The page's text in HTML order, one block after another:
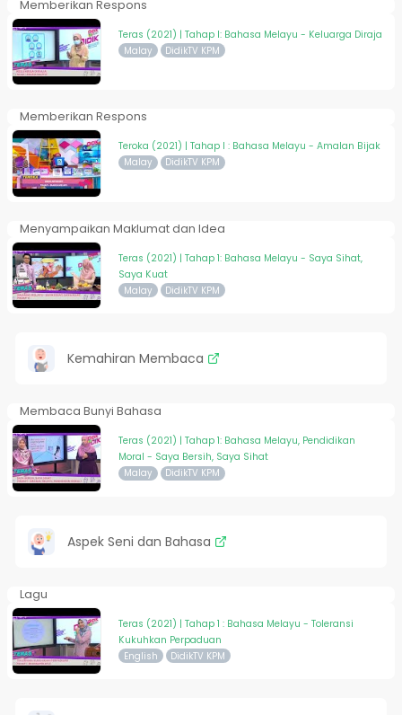
Memberikan Respons
Teras (2021) | Tahap I: Bahasa Melayu - Keluarga Diraja
Malay DidikTV KPM
Memberikan Respons
Teroka (2021) | Tahap I : Bahasa Melayu - Amalan Bijak
Malay DidikTV KPM
Menyampaikan Maklumat dan Idea
Teras (2021) | Tahap 1: Bahasa Melayu - Saya Sihat,
Saya Kuat
Malay DidikTV KPM
Kemahiran Membaca
Membaca Bunyi Bahasa
Teras (2021) | Tahap 1: Bahasa Melayu, Pendidikan
Moral - Saya Bersih, Saya Sihat
Malay DidikTV KPM
Aspek Seni dan Bahasa
Lagu
Teras (2021) | Tahap 1 : Bahasa Melayu - Toleransi
Kukuhkan Perpaduan
English DidikTV KPM